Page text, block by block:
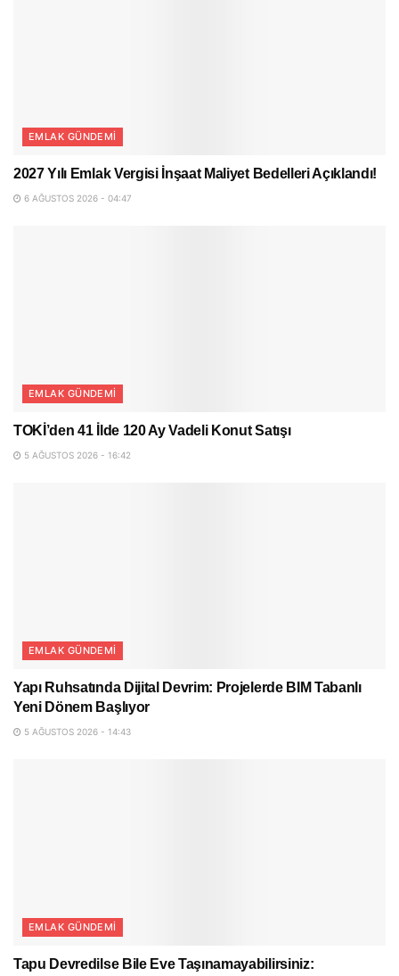
EMLAK GÜNDEMI
2027 Yılı Emlak Vergisi İnşaat Maliyet Bedelleri Açıklandı!
6 AĞUSTOS 2026 - 04:47
EMLAK GÜNDEMI
TOKİ’den 41 İlde 120 Ay Vadeli Konut Satışı
5 AĞUSTOS 2026 - 16:42
EMLAK GÜNDEMI
Yapı Ruhsatında Dijital Devrim: Projelerde BIM Tabanlı
Yeni Dönem Başlıyor
5 AĞUSTOS 2026 - 14:43
EMLAK GÜNDEMI
Tapu Devredilse Bile Eve Taşınamayabilirsiniz: